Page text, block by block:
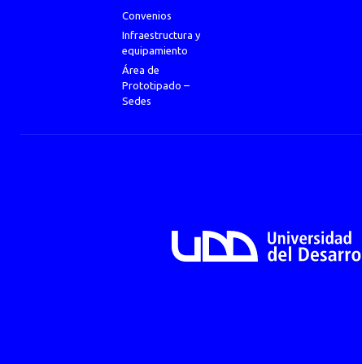
Convenios
Infraestructura y
equipamiento
Área de
Prototipado –
Sedes